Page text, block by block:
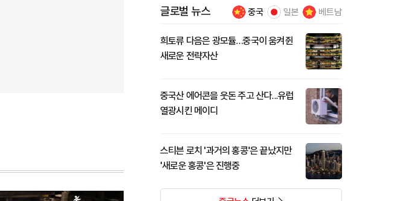
글로벌 뉴스 중국 일본 베트남
희토류 다음은 광모듈…중국이 움켜쥔
새로운 전략자산
중국산 에어콘을 웃돈 주고 산다...유럽
열광시킨 메이디
스티븐 로치 '과거의 홍콩'은 끝났지만
'새로운 홍콩'은 진행중